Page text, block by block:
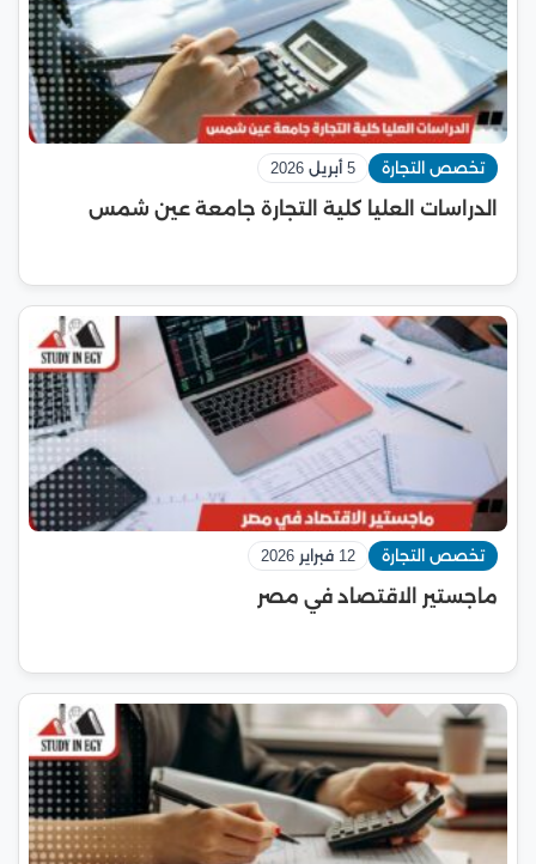
تخصص التجارة 5 أبريل 2026
الدراسات العليا كلية التجارة جامعة عين شمس
تخصص التجارة 12 فبراير 2026
ماجستير الاقتصاد في مصر